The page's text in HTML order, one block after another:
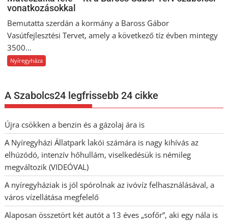
vonatkozásokkal
Bemutatta szerdán a kormány a Baross Gábor
Vasútfejlesztési Tervet, amely a következő tíz évben mintegy
3500...
Nyíregyháza
A Szabolcs24 legfrissebb 24 cikke
Újra csökken a benzin és a gázolaj ára is
A Nyíregyházi Állatpark lakói számára is nagy kihívás az
elhúzódó, intenzív hőhullám, viselkedésük is némileg
megváltozik (VIDEÓVAL)
A nyíregyháziak is jól spórolnak az ivóvíz felhasználásával, a
város vízellátása megfelelő
Alaposan összetört két autót a 13 éves „sofőr”, aki egy nála is